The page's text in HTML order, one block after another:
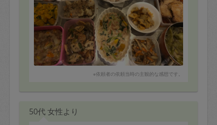
※依頼者の依頼当時の主観的な感想です。
50代 女性より